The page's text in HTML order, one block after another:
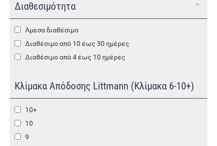
Διαθεσιμότητα
Άμεσα διαθέσιμο
Διαθέσιμο από 10 έως 30 ημέρες
Διαθέσιμο από 4 έως 10 ημέρες
Κλίμακα Απόδοσης Littmann (Κλίμακα 6-10+)
10+
10
9